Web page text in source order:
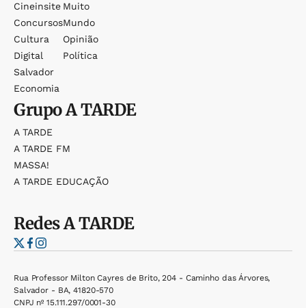
Cineinsite
Concursos
Cultura
Digital
Salvador
Economia
Muito
Mundo
Opinião
Política
GrupoA TARDE
A TARDE
A TARDE FM
MASSA!
A TARDE EDUCAÇÃO
RedesA TARDE
Rua Professor Milton Cayres de Brito, 204 - Caminho das Árvores,
Salvador - BA, 41820-570
CNPJ nº 15.111.297/0001-30